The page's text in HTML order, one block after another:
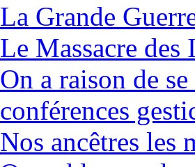
La Grande
Le Massacre des
On a raison de
conférences
Nos ancêtres les